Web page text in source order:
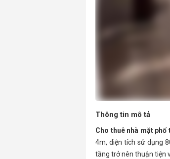
Thông tin mô tả
Cho thuê nhà mặt
4m, diện tích sử dụng
tầng trở nên thuận tiện